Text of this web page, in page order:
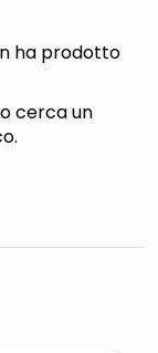
ha prodotto
cerca un